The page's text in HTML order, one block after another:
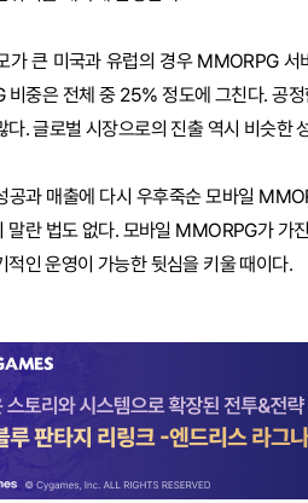
가 큰 미국과 유럽의 경우 MMORPG
중은 전체 중 25% 정도에 그친다. 공
다. 글로벌 시장으로의 진출 역시 비슷한
공과 매출에 다시 우후죽순 모바일
말란 법도 없다. 모바일 MMORPG가 가
적인 운영이 가능한 뒷심을 키울 때이다.